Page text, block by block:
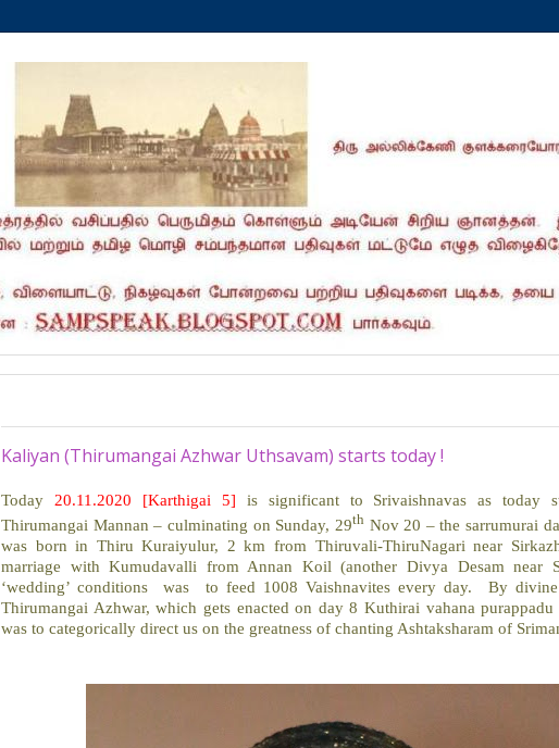
Kaliyan (Thirumangai Azhwar Uthsavam) starts today !
Today 20.11.2020 [Karthigai 5] is significant to Srivaishnavas as today
Thirumangai Mannan – culminating on Sunday, 29thNov 20 – the sarrumurai
was born in Thiru Kuraiyulur, 2 km from Thiruvali-ThiruNagari near
marriage with Kumudavalli from Annan Koil (another Divya Desam near
‘wedding’ conditions was to feed 1008 Vaishnavites every day. By
Thirumangai Azhwar, which gets enacted on day 8 Kuthirai vahana
was to categorically direct us on the greatness of chanting Ashtaksharam of